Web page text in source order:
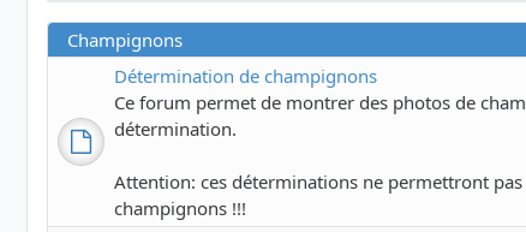
Champignons
Détermination de champignons
Ce forum permet de montrer des photos de
détermination.
Attention: ces déterminations ne permettront
champignons !!!